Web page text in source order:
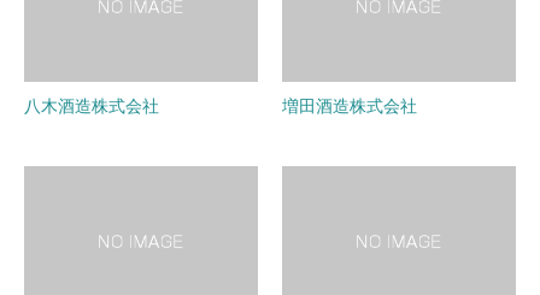
八木酒造株式会社 増田酒造株式会社